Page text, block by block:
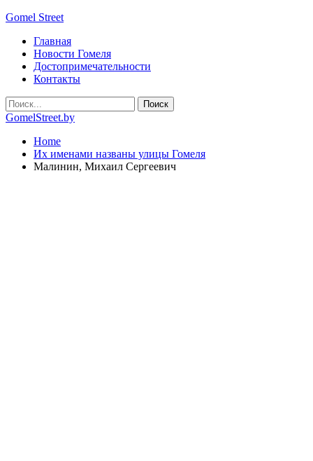
Gomel Street
Главная
Новости Гомеля
Достопримечательности
Контакты
GomelStreet.by
Home
Их именами названы улицы Гомеля
Малинин, Михаил Сергеевич